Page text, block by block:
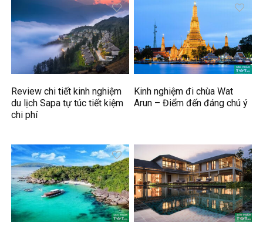
Review chi tiết kinh nghiệm
du lịch Sapa tự túc tiết kiệm
chi phí
Kinh nghiệm đi chùa Wat
Arun – Điểm đến đáng chú ý